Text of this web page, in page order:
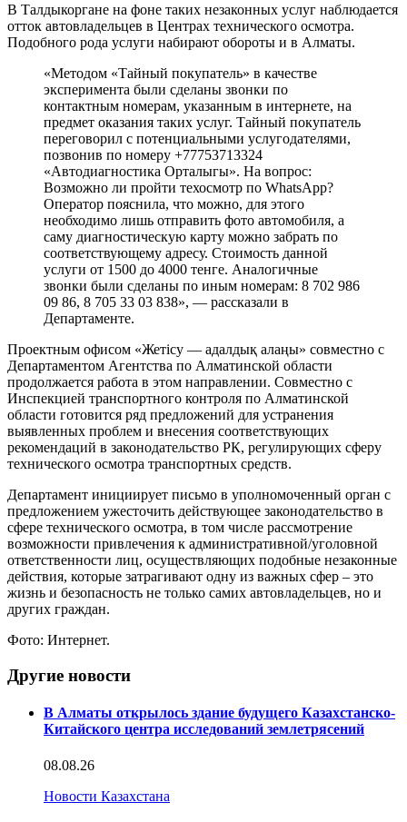
В Талдыкоргане на фоне таких незаконных услуг наблюдается
отток автовладельцев в Центрах технического осмотра.
Подобного рода услуги набирают обороты и в Алматы.
«Методом «Тайный покупатель» в качестве
эксперимента были сделаны звонки по
контактным номерам, указанным в интернете, на
предмет оказания таких услуг. Тайный покупатель
переговорил с потенциальными услугодателями,
позвонив по номеру +77753713324
«Автодиагностика Орталыгы». На вопрос:
Возможно ли пройти техосмотр по WhatsApp?
Оператор пояснила, что можно, для этого
необходимо лишь отправить фото автомобиля, а
саму диагностическую карту можно забрать по
соответствующему адресу. Стоимость данной
услуги от 1500 до 4000 тенге. Аналогичные
звонки были сделаны по иным номерам: 8 702 986
09 86, 8 705 33 03 838», — рассказали в
Департаменте.
Проектным офисом «Жетісу — адалдық алаңы» совместно с
Департаментом Агентства по Алматинской области
продолжается работа в этом направлении. Совместно с
Инспекцией транспортного контроля по Алматинской
области готовится ряд предложений для устранения
выявленных проблем и внесения соответствующих
рекомендаций в законодательство РК, регулирующих сферу
технического осмотра транспортных средств.
Департамент инициирует письмо в уполномоченный орган с
предложением ужесточить действующее законодательство в
сфере технического осмотра, в том числе рассмотрение
возможности привлечения к административной/уголовной
ответственности лиц, осуществляющих подобные незаконные
действия, которые затрагивают одну из важных сфер – это
жизнь и безопасность не только самих автовладельцев, но и
других граждан.
Фото: Интернет.
Другие новости
В Алматы открылось здание будущего Казахстанско-
Китайского центра исследований землетрясений
08.08.26
Новости Казахстана